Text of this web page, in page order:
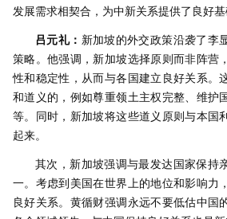
发展需求相契合，为中新关系提供了良好基
吕元礼： 新加坡的外交政策沿袭了李
策略。他强调，新加坡选择原则而非阵营
性和稳定性，从而与各国建立良好关系。
和道义的，例如尊重领土主权完整、维护
等。同时，新加坡将这些道义原则与本国
起来。
其次，新加坡强调与最发达国家保持
一。考虑到美国在世界上的地位和影响力
良好关系。黄循财强调永远不要低估中国